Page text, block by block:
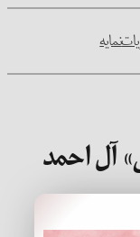
نمایه
آل احمد